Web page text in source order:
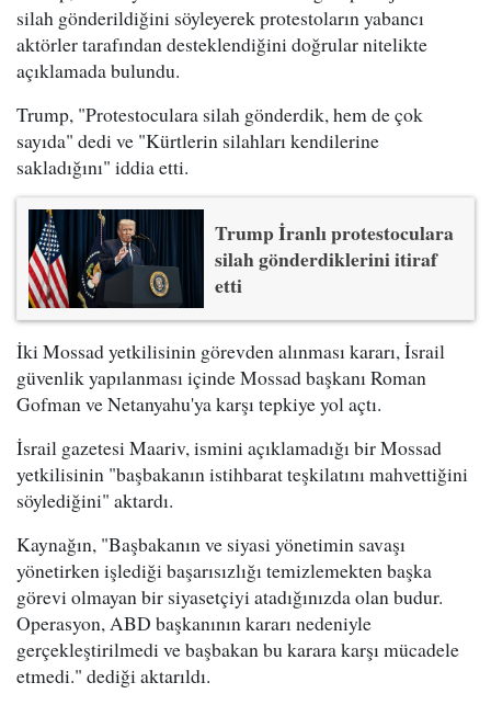
silah gönderildiğini söyleyerek protestoların yabancı
aktörler tarafından desteklendiğini doğrular nitelikte
açıklamada bulundu.
Trump, "Protestoculara silah gönderdik, hem de çok
sayıda" dedi ve "Kürtlerin silahları kendilerine
sakladığını" iddia etti.
Trump İranlı protestoculara
silah gönderdiklerini itiraf
etti
İki Mossad yetkilisinin görevden alınması kararı, İsrail
güvenlik yapılanması içinde Mossad başkanı Roman
Gofman ve Netanyahu'ya karşı tepkiye yol açtı.
İsrail gazetesi Maariv, ismini açıklamadığı bir Mossad
yetkilisinin "başbakanın istihbarat teşkilatını mahvettiğini
söylediğini" aktardı.
Kaynağın, "Başbakanın ve siyasi yönetimin savaşı
yönetirken işlediği başarısızlığı temizlemekten başka
görevi olmayan bir siyasetçiyi atadığınızda olan budur.
Operasyon, ABD başkanının kararı nedeniyle
gerçekleştirilmedi ve başbakan bu karara karşı mücadele
etmedi." dediği aktarıldı.